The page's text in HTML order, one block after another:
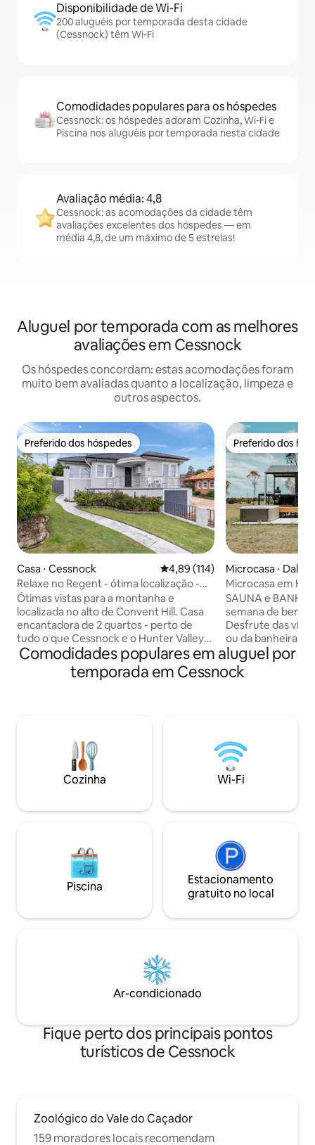
Disponibilidade de Wi-Fi
200 aluguéis por temporada desta cidade
(Cessnock) têm Wi-Fi
Comodidades populares para os hóspedes
Cessnock: os hóspedes adoram Cozinha, Wi-Fi e
Piscina nos aluguéis por temporada nesta cidade
Avaliação média: 4,8
Cessnock: as acomodações da cidade têm
avaliações excelentes dos hóspedes — em
média 4,8, de um máximo de 5 estrelas!
Aluguel por temporada com as melhores
avaliações em Cessnock
Os hóspedes concordam: estas acomodações foram
muito bem avaliadas quanto a localização, limpeza e
outros aspectos.
Preferido dos hóspedes
Preferido dos hóspedes
Casa ⋅ Cessnock 4,89 de uma avaliação média de
4,89 (114)
Relaxe no Regent - ótima localização -
animais de estimação são bem-vindos
Ótimas vistas para a montanha e
localizada no alto de Convent Hill. Casa
encantadora de 2 quartos - perto de
tudo o que Cessnock e o Hunter Valley
têm a oferecer. Apenas um passeio
tranquilo até lojas locais,
cafés/restaurantes, clubes e pubs. Relax
uma bebida na varanda da frente e
observe o pôr do sol sobre a Cordilheira
Brokenback. Seu(s) animal(is) de
estimação bem comportado(s) é(são)
Preferido dos
Preferido dos
Microcasa ⋅
Microcasa em
relaxante no
SAUNA e BANHO
semana de bem-
Desfrute das
ou da banheira
nossa pequena
equipada para
Encontre-nos no
montanhas!
e churrasqueira
muito relaxante e
vinícolas, cafés e
Comodidades populares em aluguel por
temporada em Cessnock
Cozinha Wi-Fi
Piscina
Estacionamento
gratuito no local
Ar-condicionado
Fique perto dos principais pontos
turísticos de Cessnock
Zoológico do Vale do Caçador
159 moradores locais recomendam